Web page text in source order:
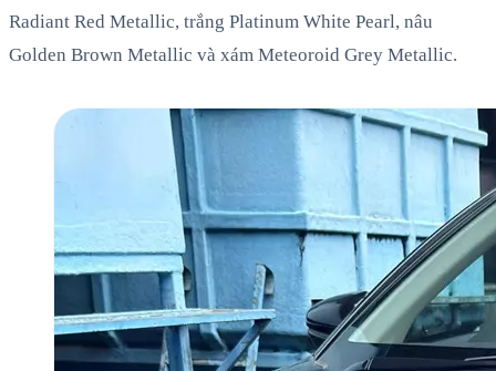
Radiant Red Metallic, trắng Platinum White Pearl, nâu
Golden Brown Metallic và xám Meteoroid Grey Metallic.